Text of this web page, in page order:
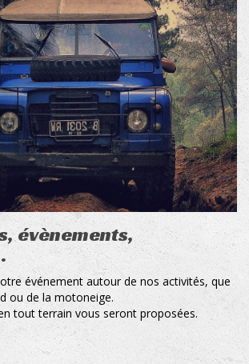
évènements,
événement autour de nos activités, que
ou de la motoneige.
tout terrain vous seront proposées.